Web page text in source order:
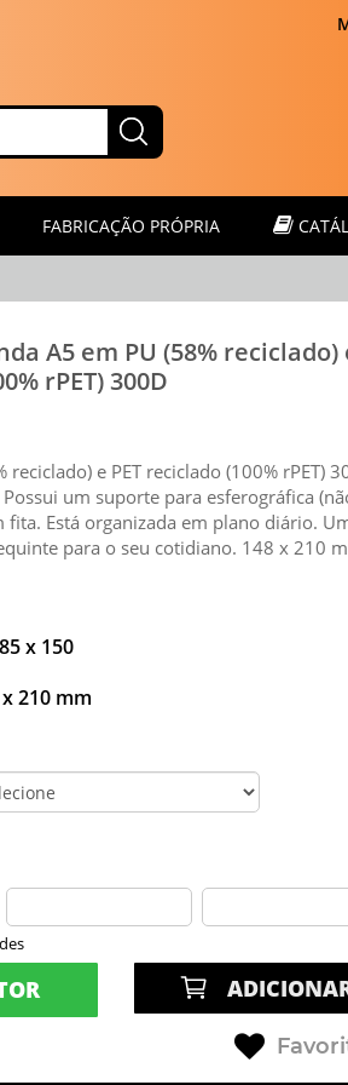
FABRICAÇÃO PRÓPRIA
A5 em PU (58% reciclado)
rPET) 300D
reciclado) e PET reciclado (100% rPET)
um suporte para esferográfica
fita. Está organizada em plano diário.
para o seu cotidiano. 148 x 210
85 x 150
210 mm